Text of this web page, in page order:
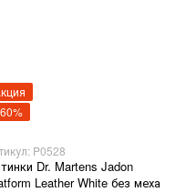
P0528
Dr. Martens Jadon
Leather White без меха